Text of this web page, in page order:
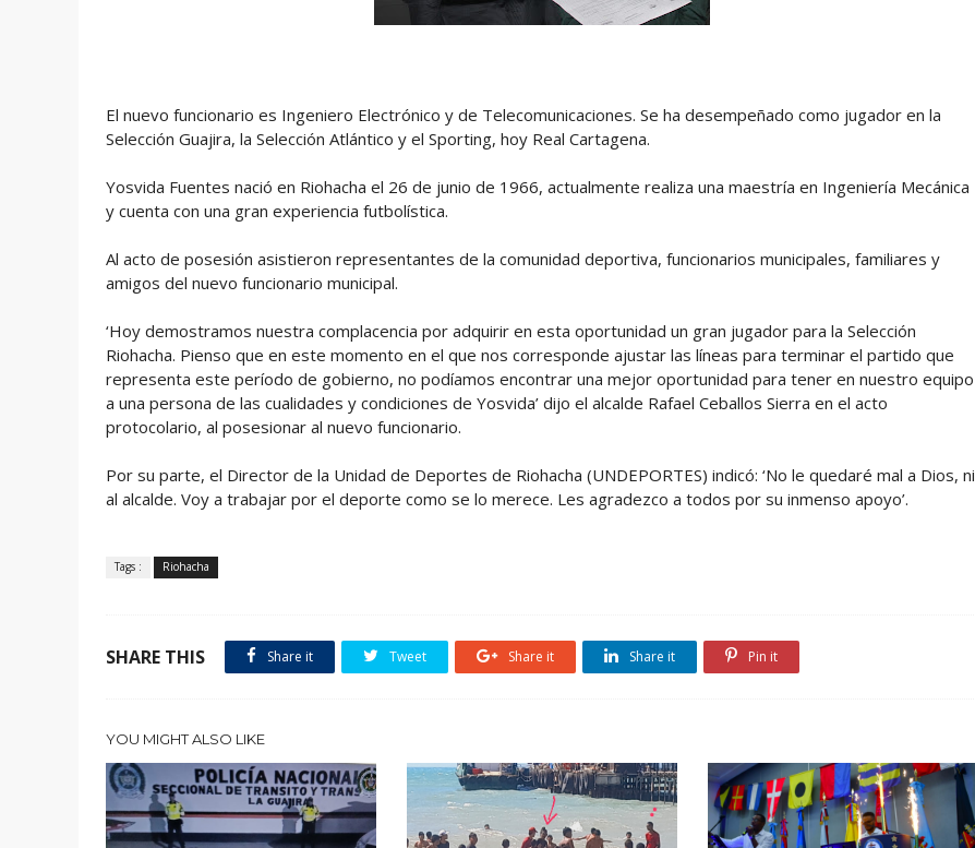
El nuevo funcionario es Ingeniero Electrónico y de Telecomunicaciones. Se ha desempeñado como jugador en la
Selección Guajira, la Selección Atlántico y el Sporting, hoy Real Cartagena.
Yosvida Fuentes nació en Riohacha el 26 de junio de 1966, actualmente realiza una maestría en Ingeniería Mecánica
y cuenta con una gran experiencia futbolística.
Al acto de posesión asistieron representantes de la comunidad deportiva, funcionarios municipales, familiares y
amigos del nuevo funcionario municipal.
‘Hoy demostramos nuestra complacencia por adquirir en esta oportunidad un gran jugador para la Selección
Riohacha. Pienso que en este momento en el que nos corresponde ajustar las líneas para terminar el partido que
representa este período de gobierno, no podíamos encontrar una mejor oportunidad para tener en nuestro equipo
a una persona de las cualidades y condiciones de Yosvida’ dijo el alcalde Rafael Ceballos Sierra en el acto
protocolario, al posesionar al nuevo funcionario.
Por su parte, el Director de la Unidad de Deportes de Riohacha (UNDEPORTES) indicó: ‘No le quedaré mal a Dios, ni
al alcalde. Voy a trabajar por el deporte como se lo merece. Les agradezco a todos por su inmenso apoyo’.
Tags : Riohacha
SHARE THIS Share it Tweet Share it Share it Pin it
YOU MIGHT ALSO LIKE